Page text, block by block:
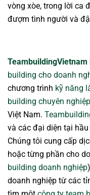
vòng xòe, trong lời ca
đượm tình người và
TeambuildingVietnam
building cho doanh
chương trình kỹ năng
building chuyên nghiệp
Việt Nam.
và các đại diện tại
Chúng tôi cung cấp
hoặc từng phần cho
building doanh nghiệp
doanh nghiệp từ các